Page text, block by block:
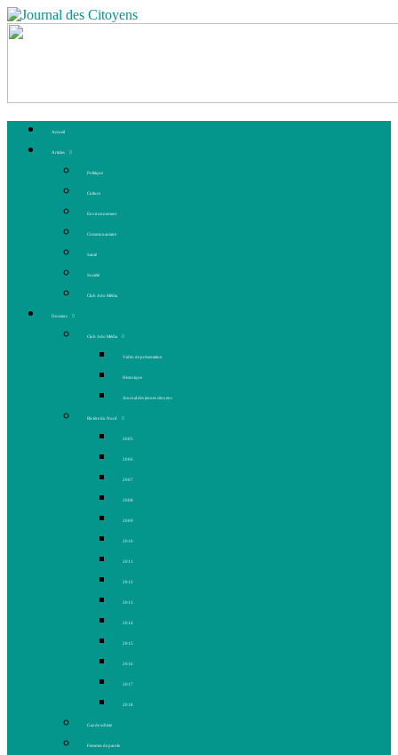
Accueil
Articles
Politique
Culture
Environnement
Communautaire
Santé
Société
Club Ado Média
Dossiers
Club Ado Média
Vidéo de présentation
Historique
Journal des jeunes citoyens
Rivière du Nord
2005
2006
2007
2008
2009
2010
2011
2012
2013
2014
2015
2016
2017
2018
Gaz de schiste
Femmes de parole